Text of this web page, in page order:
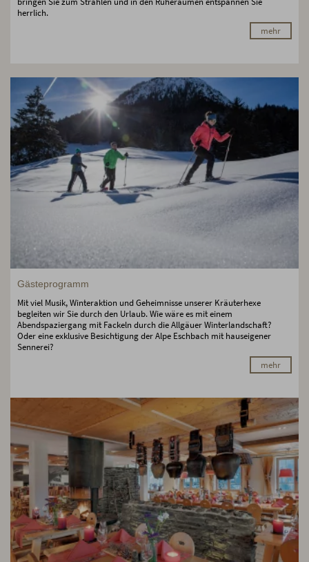
herrlich.
mehr
Gästeprogramm
Mit viel Musik, Winteraktion und Geheimnisse unserer Kräuterhexe
begleiten wir Sie durch den Urlaub. Wie wäre es mit einem
Abendspaziergang mit Fackeln durch die Allgäuer Winterlandschaft?
Oder eine exklusive Besichtigung der Alpe Eschbach mit hauseigener
Sennerei?
mehr